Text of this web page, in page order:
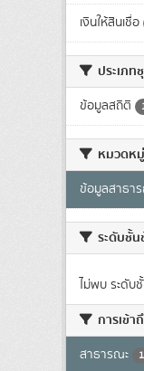
เงินให้สินเชื่อ
ประเภ
ข้อมูลสถิติ
หมวดห
ข้อมูลสาธา
ระดับชั้
ไม่พบ ระดั
การเข้า
สาธารณะ 1